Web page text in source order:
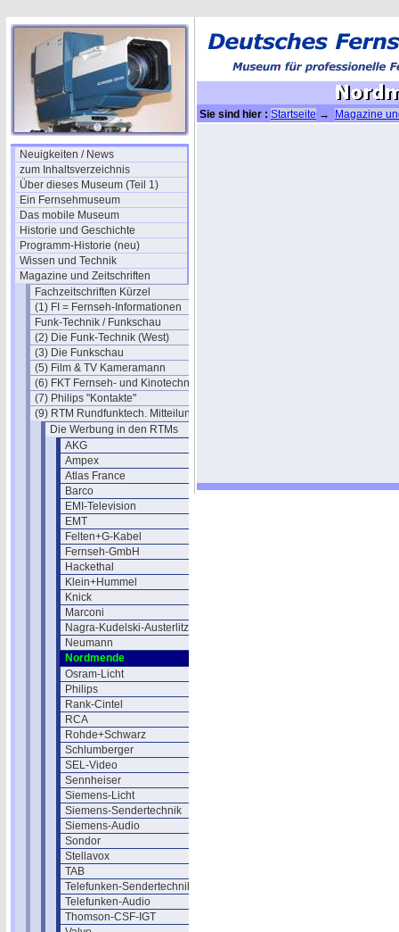
Neuigkeiten / News
zum Inhaltsverzeichnis
Über dieses Museum (Teil 1)
Ein Fernsehmuseum
Das mobile Museum
Historie und Geschichte
Programm-Historie (neu)
Wissen und Technik
Magazine und Zeitschriften
Fachzeitschriften Kürzel
(1) FI = Fernseh-Informationen
Funk-Technik / Funkschau
(2) Die Funk-Technik (West)
(3) Die Funkschau
(5) Film & TV Kameramann
(6) FKT Fernseh- und Kinotechnik
(7) Philips "Kontakte"
(9) RTM Rundfunktech. Mitteilungen
Die Werbung in den RTMs
AKG
Ampex
Atlas France
Barco
EMI-Television
EMT
Felten+G-Kabel
Fernseh-GmbH
Hackethal
Klein+Hummel
Knick
Marconi
Nagra-Kudelski-Austerlitz
Neumann
Nordmende
Osram-Licht
Philips
Rank-Cintel
RCA
Rohde+Schwarz
Schlumberger
SEL-Video
Sennheiser
Siemens-Licht
Siemens-Sendertechnik
Siemens-Audio
Sondor
Stellavox
TAB
Telefunken-Sendertechnik
Telefunken-Audio
Thomson-CSF-IGT
Sie sind hier : Startseite →
Magazine